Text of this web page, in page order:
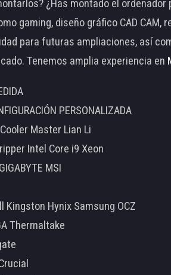
¿Has montado el
gaming, diseño gráfico CAD
para futuras ampliaciones, así
Tenemos amplia experiencia en
PERSONALIZADA
Master Lian Li
Intel Core i9 Xeon
MSI
Kingston Hynix Samsung OCZ
Thermaltake